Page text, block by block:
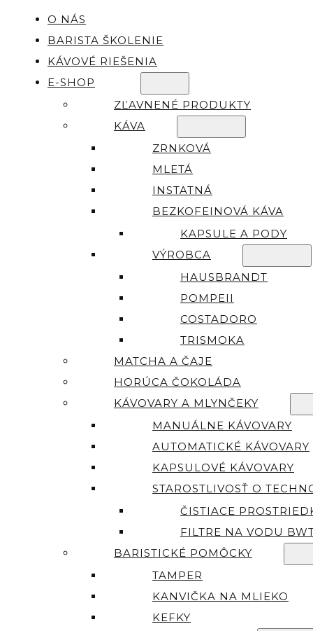
O NÁS
BARISTA ŠKOLENIE
KÁVOVÉ RIEŠENIA
E-SHOP
ZĽAVNENÉ PRODUKTY
KÁVA
ZRNKOVÁ
MLETÁ
INSTATNÁ
BEZKOFEINOVÁ KÁVA
KAPSULE A PODY
VÝROBCA
HAUSBRANDT
POMPEII
COSTADORO
TRISMOKA
MATCHA A ČAJE
HORÚCA ČOKOLÁDA
KÁVOVARY A MLYNČEKY
MANUÁLNE KÁVOVARY
AUTOMATICKÉ KÁVOVARY
KAPSULOVÉ KÁVOVARY
STAROSTLIVOSŤ O
ČISTIACE
FILTRE NA VODU
BARISTICKÉ POMÔCKY
TAMPER
KANVIČKA NA MLIEKO
KEFKY